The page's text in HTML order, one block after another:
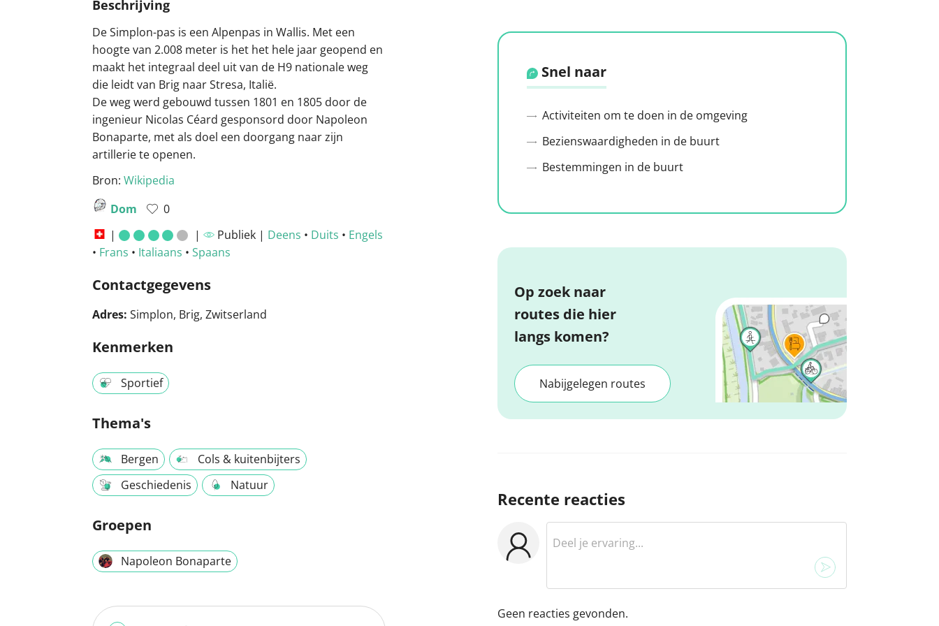
Beschrijving
De Simplon-pas is een Alpenpas in Wallis. Met een
hoogte van 2.008 meter is het het hele jaar geopend en
maakt het integraal deel uit van de H9 nationale weg
die leidt van Brig naar Stresa, Italië.
De weg werd gebouwd tussen 1801 en 1805 door de
ingenieur Nicolas Céard gesponsord door Napoleon
Bonaparte, met als doel een doorgang naar zijn
artillerie te openen.
Bron: Wikipedia
Dom
0
|
| Publiek | Deens • Duits • Engels
• Frans • Italiaans • Spaans
Contactgegevens
Adres: Simplon, Brig, Zwitserland
Kenmerken
Sportief
Thema's
Bergen
Cols & kuitenbijters
Geschiedenis
Natuur
Groepen
Napoleon Bonaparte
Snel naar
Activiteiten om te doen in de omgeving
Bezienswaardigheden in de buurt
Bestemmingen in de buurt
Op zoek naar
routes die hier
langs komen?
Nabijgelegen routes
Recente reacties
Geen reacties gevonden.